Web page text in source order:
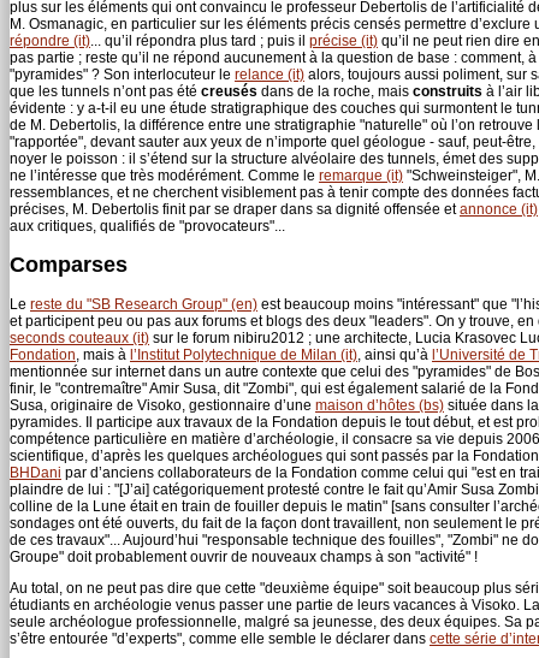
plus sur les éléments qui ont convaincu le professeur Debertolis de l’artificialité
M. Osmanagic, en particulier sur les éléments précis censés permettre
répondre (it)... qu’il répondra plus tard ; puis il précise (it) qu’il ne peut rien dire
pas partie ; reste qu’il ne répond aucunement à la question de base :
"pyramides" ? Son interlocuteur le relance (it) alors, toujours aussi poliment, sur
que les tunnels n’ont pas été creusés dans de la roche, mais construits à l’air
évidente : y a-t-il eu une étude stratigraphique des couches qui surmontent le
de M. Debertolis, la différence entre une stratigraphie "naturelle" où l’on
"rapportée", devant sauter aux yeux de n’importe quel géologue - sauf, peut-
noyer le poisson : il s’étend sur la structure alvéolaire des tunnels, émet des
ne l’intéresse que très modérément. Comme le remarque (it) "Schweinsteiger",
ressemblances, et ne cherchent visiblement pas à tenir compte des données
précises, M. Debertolis finit par se draper dans sa dignité offensée etannonce (it)
aux critiques, qualifiés de "provocateurs"...
Comparses
Le reste du "SB Research Group" (en) est beaucoup moins "intéressant" que
et participent peu ou pas aux forums et blogs des deux "leaders". On y trouve,
seconds couteaux (it) sur le forum nibiru2012 ; une architecte, Lucia Krasovec
Fondation, mais à l’Institut Polytechnique de Milan (it), ainsi qu’à l’Université de
mentionnée sur internet dans un autre contexte que celui des "pyramides" de
finir, le "contremaître" Amir Susa, dit "Zombi", qui est également salarié de la
Susa, originaire de Visoko, gestionnaire d’une maison d’hôtes (bs) située dans
pyramides. Il participe aux travaux de la Fondation depuis le tout début, et est
compétence particulière en matière d’archéologie, il consacre sa vie depuis
scientifique, d’après les quelques archéologues qui sont passés par la
BHDani par d’anciens collaborateurs de la Fondation comme celui qui "est en
plaindre de lui : "[J’ai] catégoriquement protesté contre le fait qu’Amir Susa
colline de la Lune était en train de fouiller depuis le matin" [sans consulter
sondages ont été ouverts, du fait de la façon dont travaillent, non seulement le
de ces travaux"... Aujourd’hui "responsable technique des fouilles", "Zombi" ne
Groupe" doit probablement ouvrir de nouveaux champs à son "activité" !
Au total, on ne peut pas dire que cette "deuxième équipe" soit beaucoup plus
étudiants en archéologie venus passer une partie de leurs vacances à Visoko.
seule archéologue professionnelle, malgré sa jeunesse, des deux équipes. Sa
s’être entourée "d’experts", comme elle semble le déclarer dans cette série